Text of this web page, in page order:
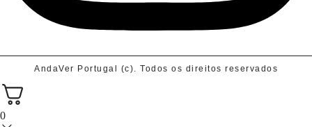
AndaVer Portugal (c). Todos os direitos reservados
0